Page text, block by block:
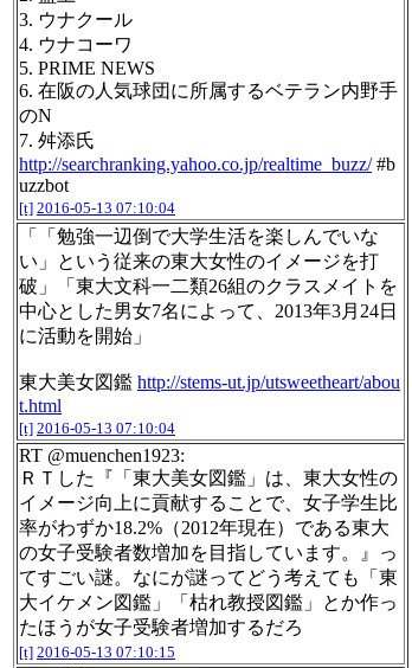
3. ウナクール
4. ウナコーワ
5. PRIME NEWS
6. 在阪の人気球団に所属するベテラン内野手
のN
7. 舛添氏
http://searchranking.yahoo.co.jp/realtime_buzz/#b
uzzbot
[t] 2016-05-13 07:10:04
「「勉強一辺倒で大学生活を楽しんでいな
い」という従来の東大女性のイメージを打
破」「東大文科一二類26組のクラスメイトを
中心とした男女7名によって、2013年3月24日
に活動を開始」
東大美女図鑑 http://stems-ut.jp/utsweetheart/abou
t.html
[t] 2016-05-13 07:10:04
RT @muenchen1923:
ＲＴした『「東大美女図鑑」は、東大女性の
イメージ向上に貢献することで、女子学生比
率がわずか18.2%（2012年現在）である東大
の女子受験者数増加を目指しています。』っ
てすごい謎。なにが謎ってどう考えても「東
大イケメン図鑑」「枯れ教授図鑑」とか作っ
たほうが女子受験者増加するだろ
[t] 2016-05-13 07:10:15